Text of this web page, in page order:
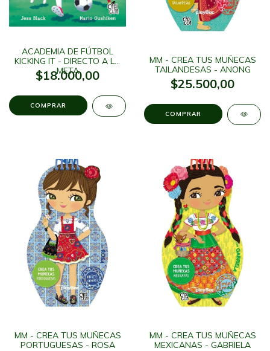
ACADEMIA DE FÚTBOL
KICKING IT - DIRECTO A LA
META
$18.000,00
MM - CREA TUS MUÑECAS
TAILANDESAS - ANONG
$25.500,00
MM - CREA TUS MUÑECAS
PORTUGUESAS - ROSA
MM - CREA TUS MUÑECAS
MEXICANAS - GABRIELA